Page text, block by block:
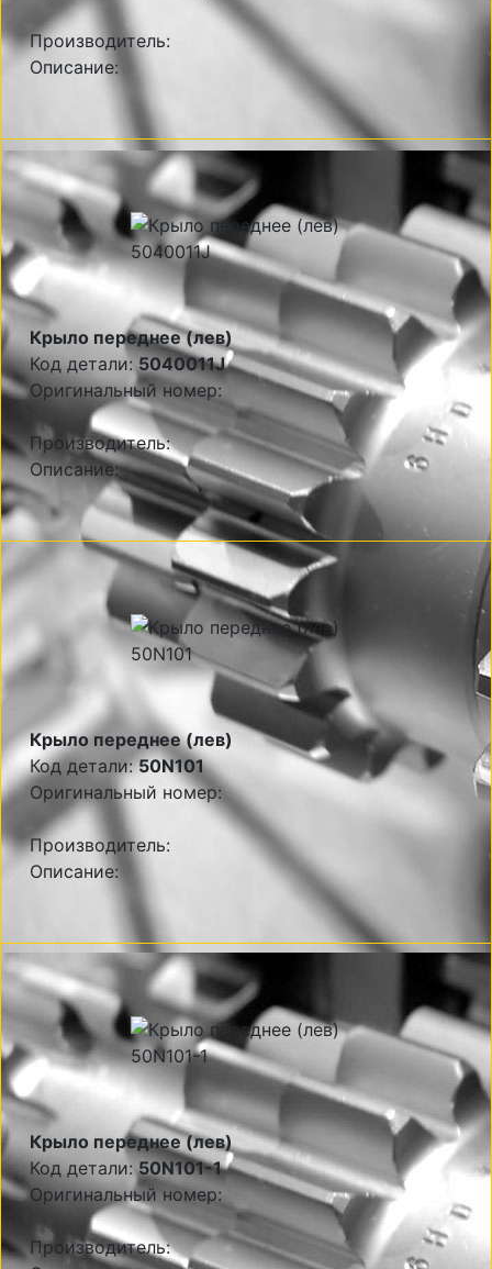
Производитель:
Описание:
Крыло переднее (лев)
Код детали: 5040011J
Оригинальный номер:
Производитель:
Описание:
Крыло переднее (лев)
Код детали:50N101
Оригинальный номер:
Производитель:
Описание:
Крыло переднее (лев)
Код детали:50N101-1
Оригинальный номер:
Производитель: